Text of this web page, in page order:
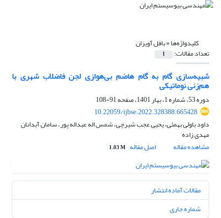
کلیدواژه‌ها =بافل آویزان
تعداد مقالات: 1
شبیه‌سازی گام به گام هاضم بی‌هوازی لجن فاضلاب شهری با
هم‌زنی نوماتیکی
دوره 53، شماره 1، بهار 1401، صفحه
91-108
10.22059/ijbse.2022.328388.665428
داود باولی بهمئی، یحیی عجب شیرچی، شمس اله عبداله پور، سامان آبدانان
مهدی زاده
مشاهده مقاله
اصل مقاله 1.03 M
مقالات آماده انتشار
شماره جاری